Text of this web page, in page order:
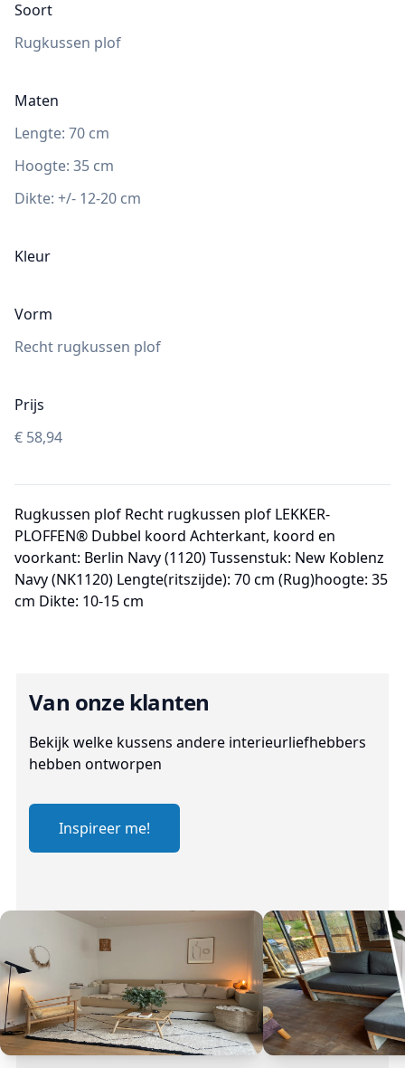
Soort
Rugkussen plof
Maten
Lengte: 70 cm
Hoogte: 35 cm
Dikte: +/- 12-20 cm
Kleur
Vorm
Recht rugkussen plof
Prijs
€ 58,94
Rugkussen plof Recht rugkussen plof LEKKER-
PLOFFEN® Dubbel koord Achterkant, koord en
voorkant: Berlin Navy (1120) Tussenstuk: New Koblenz
Navy (NK1120) Lengte(ritszijde): 70 cm (Rug)hoogte: 35
cm Dikte: 10-15 cm
Van onze klanten
Bekijk welke kussens andere interieurliefhebbers
hebben ontworpen
Inspireer me!